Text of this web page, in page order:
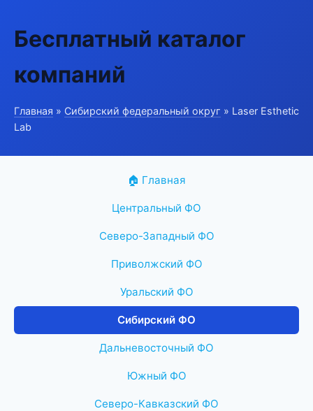
Бесплатный каталог
компаний
Главная » Сибирский федеральный округ » Laser Esthetic
Lab
🏠 Главная
Центральный ФО
Северо-Западный ФО
Приволжский ФО
Уральский ФО
Сибирский ФО
Дальневосточный ФО
Южный ФО
Северо-Кавказский ФО